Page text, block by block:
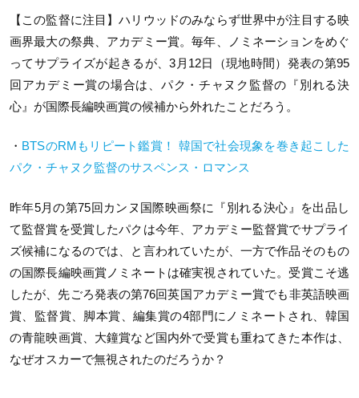
【この監督に注目】ハリウッドのみならず世界中が注目する映
画界最大の祭典、アカデミー賞。毎年、ノミネーションをめぐ
ってサプライズが起きるが、3月12日（現地時間）発表の第95
回アカデミー賞の場合は、パク・チャヌク監督の『別れる決
心』が国際長編映画賞の候補から外れたことだろう。
・ BTSのRMもリピート鑑賞！ 韓国で社会現象を巻き起こした
パク・チャヌク監督のサスペンス・ロマンス
昨年5月の第75回カンヌ国際映画祭に『別れる決心』を出品し
て監督賞を受賞したパクは今年、アカデミー監督賞でサプライ
ズ候補になるのでは、と言われていたが、一方で作品そのもの
の国際長編映画賞ノミネートは確実視されていた。受賞こそ逃
したが、先ごろ発表の第76回英国アカデミー賞でも非英語映画
賞、監督賞、脚本賞、編集賞の4部門にノミネートされ、韓国
の青龍映画賞、大鐘賞など国内外で受賞も重ねてきた本作は、
なぜオスカーで無視されたのだろうか？